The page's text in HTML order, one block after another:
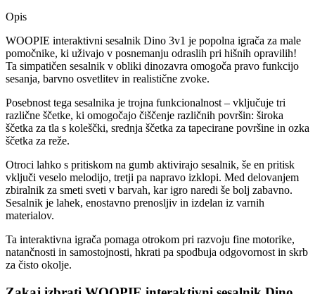
Opis
WOOPIE interaktivni sesalnik Dino 3v1 je popolna igrača za male
pomočnike, ki uživajo v posnemanju odraslih pri hišnih opravilih!
Ta simpatičen sesalnik v obliki dinozavra omogoča pravo funkcijo
sesanja, barvno osvetlitev in realistične zvoke.
Posebnost tega sesalnika je trojna funkcionalnost – vključuje tri
različne ščetke, ki omogočajo čiščenje različnih površin: široka
ščetka za tla s koleščki, srednja ščetka za tapecirane površine in ozka
ščetka za reže.
Otroci lahko s pritiskom na gumb aktivirajo sesalnik, še en pritisk
vključi veselo melodijo, tretji pa napravo izklopi. Med delovanjem
zbiralnik za smeti sveti v barvah, kar igro naredi še bolj zabavno.
Sesalnik je lahek, enostavno prenosljiv in izdelan iz varnih
materialov.
Ta interaktivna igrača pomaga otrokom pri razvoju fine motorike,
natančnosti in samostojnosti, hkrati pa spodbuja odgovornost in skrb
za čisto okolje.